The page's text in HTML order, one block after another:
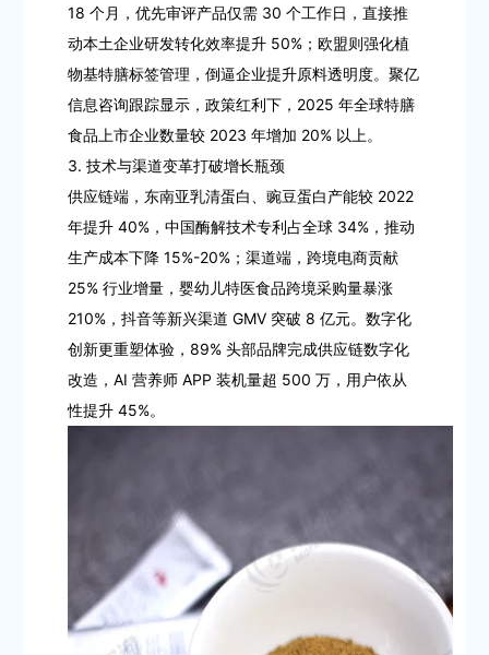
18 个月，优先审评产品仅需 30 个工作日，直接推
动本土企业研发转化效率提升 50%；欧盟则强化植
物基特膳标签管理，倒逼企业提升原料透明度。聚亿
信息咨询跟踪显示，政策红利下，2025 年全球特膳
食品上市企业数量较 2023 年增加 20% 以上。
3. 技术与渠道变革打破增长瓶颈
供应链端，东南亚乳清蛋白、豌豆蛋白产能较 2022
年提升 40%，中国酶解技术专利占全球 34%，推动
生产成本下降 15%-20%；渠道端，跨境电商贡献
25% 行业增量，婴幼儿特医食品跨境采购量暴涨
210%，抖音等新兴渠道 GMV 突破 8 亿元。数字化
创新更重塑体验，89% 头部品牌完成供应链数字化
改造，AI 营养师 APP 装机量超 500 万，用户依从
性提升 45%。